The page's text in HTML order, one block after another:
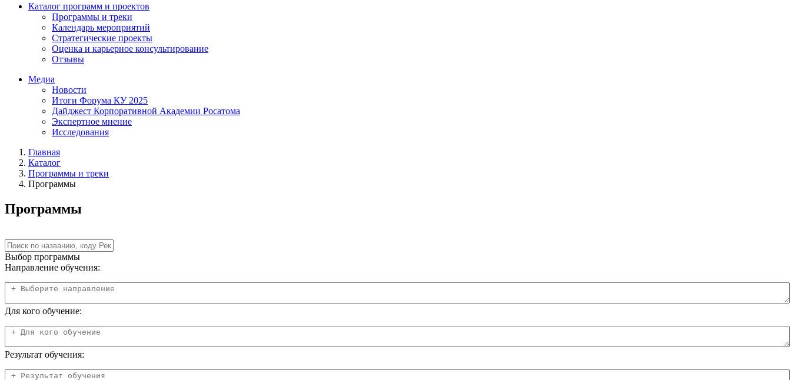
Каталог программ и проектов
Программы и треки
Календарь мероприятий
Стратегические проекты
Оценка и карьерное консультирование
Отзывы
Медиа
Новости
Итоги Форума КУ 2025
Дайджест Корпоративной Академии Росатома
Экспертное мнение
Исследования
Главная
Каталог
Программы и треки
Программы
Программы
Выбор программы
Направление обучения:
Для кого обучение:
Результат обучения: